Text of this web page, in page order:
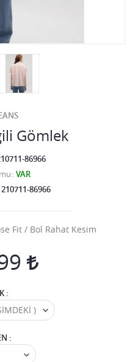
Gömlek
86966
VAR
86966
Fit / Bol Rahat Kesim
:
: